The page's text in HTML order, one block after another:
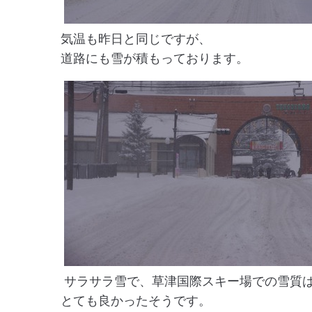
気温も昨日と同じですが、
道路にも雪が積もっております。
サラサラ雪で、草津国際スキー場での雪質
とても良かったそうです。